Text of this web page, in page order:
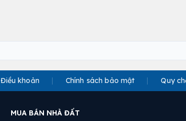
Điều khoản Chính sách bảo mật Quy
MUA BÁN NHÀ ĐẤT